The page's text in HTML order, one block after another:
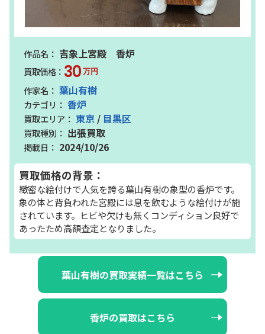
吉象上宮殿 香炉
30万円
葉山有樹
香炉
東京 / 目黒区
出張買取
2024/10/26
買取価格の背景：
緻密な絵付けで人気を誇る葉山有樹の象型の香炉です。
象の体と背負われた宮殿には息を飲むような絵付けが施
されています。ヒビや欠けも無くコンディション良好で
あったため高額査定となりました。
葉山有樹の買取実績一覧はこちら
香炉の買取はこちら